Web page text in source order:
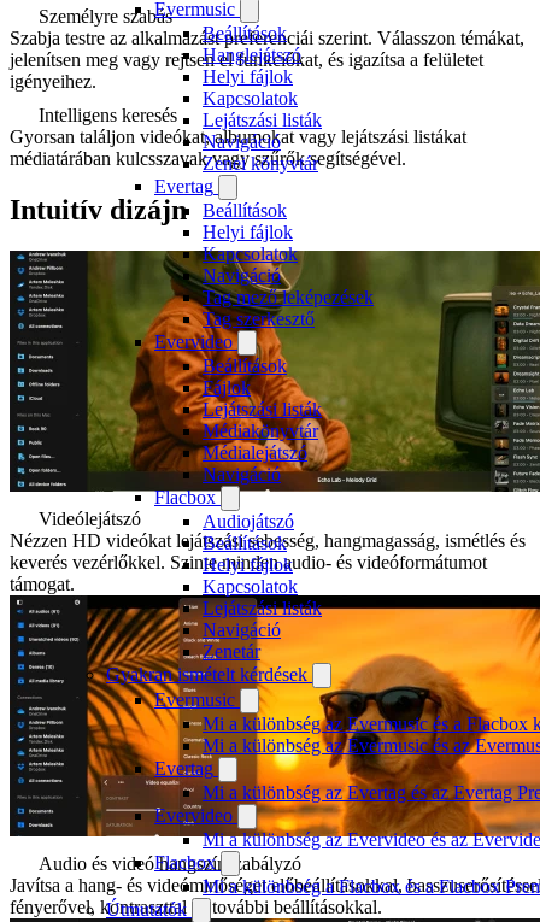
Evermusic
Beállítások
Hanglejátszó
Helyi fájlok
Kapcsolatok
Lejátszási listák
Navigáció
Zenei könyvtár
Evertag
Beállítások
Helyi fájlok
Kapcsolatok
Navigáció
Tag mező leképezések
Tag szerkesztő
Evervideo
Beállítások
Fájlok
Lejátszási listák
Médiakönyvtár
Médialejátszó
Navigáció
Flacbox
Audiojátszó
Beállítások
Helyi fájlok
Kapcsolatok
Lejátszási listák
Navigáció
Zenetár
Gyakran ismételt kérdések
Evermusic
Mi a különbség az Evermusic és a Flacbox
Mi a különbség az Evermusic és az
Evertag
Mi a különbség az Evertag és az Evertag
Evervideo
Mi a különbség az Evervideo és az
Flacbox
Mi a különbség a Flacbox és a Flacbox
Útmutatók
Személyre szabás
Szabja testre az alkalmazást preferenciái szerint. Válasszon témákat,
jelenítsen meg vagy rejtsen el funkciókat, és igazítsa a felületet
igényeihez.
Intelligens keresés
Gyorsan találjon videókat, albumokat vagy lejátszási listákat
médiatárában kulcsszavak vagy szűrők segítségével.
Intuitív dizájn
Videólejátszó
Nézzen HD videókat lejátszási sebesség, hangmagasság, ismétlés és
keverés vezérlőkkel. Szinte minden audio- és videóformátumot
támogat.
Audio és videó hangszínszabályzó
Javítsa a hang- és videóminőséget előbeállításokkal,
fényerővel, kontraszttal és további beállításokkal.